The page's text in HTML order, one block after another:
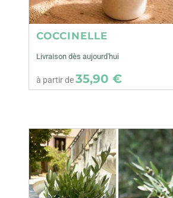
COCCINELLE
Livraison dès aujourd'hui
à partir de35,90 €